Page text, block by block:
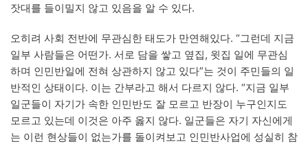
잣대를 들이밀지 않고 있음을 알 수 있다.
오히려 사회 전반에 무관심한 태도가 만연해있다. “그런데 지금
일부 사람들은 어떤가. 서로 담을 쌓고 옆집, 윗집 일에 무관심
하며 인민반일에 전혀 상관하지 않고 있다”는 것이 주민들의 일
반적인 상태이다. 이는 간부라고 해서 다르지 않다. “지금 일부
일군들이 자기가 속한 인민반도 잘 모르고 반장이 누구인지도
모르고 있는데 이것은 아주 옳지 않다. 일군들은 자기 자신에게
는 이런 현상들이 없는가를 돌이켜보고 인민반사업에 성실히 참